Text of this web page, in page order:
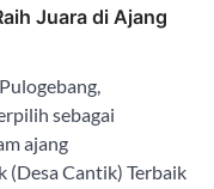
Juara di Ajang
sebagai
ajang
(Desa Cantik) Terbaik